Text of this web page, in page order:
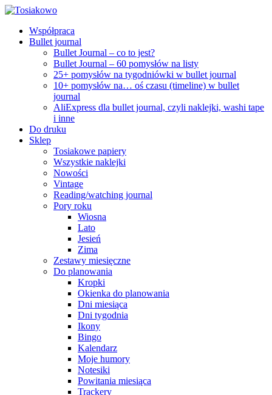
Współpraca
Bullet journal
Bullet Journal – co to jest?
Bullet Journal – 60 pomysłów na listy
25+ pomysłów na tygodniówki w bullet journal
10+ pomysłów na… oś czasu (timeline) w bullet
journal
AliExpress dla bullet journal, czyli naklejki, washi tape
i inne
Do druku
Sklep
Tosiakowe papiery
Wszystkie naklejki
Nowości
Vintage
Reading/watching journal
Pory roku
Wiosna
Lato
Jesień
Zima
Zestawy miesięczne
Do planowania
Kropki
Okienka do planowania
Dni miesiąca
Dni tygodnia
Ikony
Bingo
Kalendarz
Moje humory
Notesiki
Powitania miesiąca
Trackery